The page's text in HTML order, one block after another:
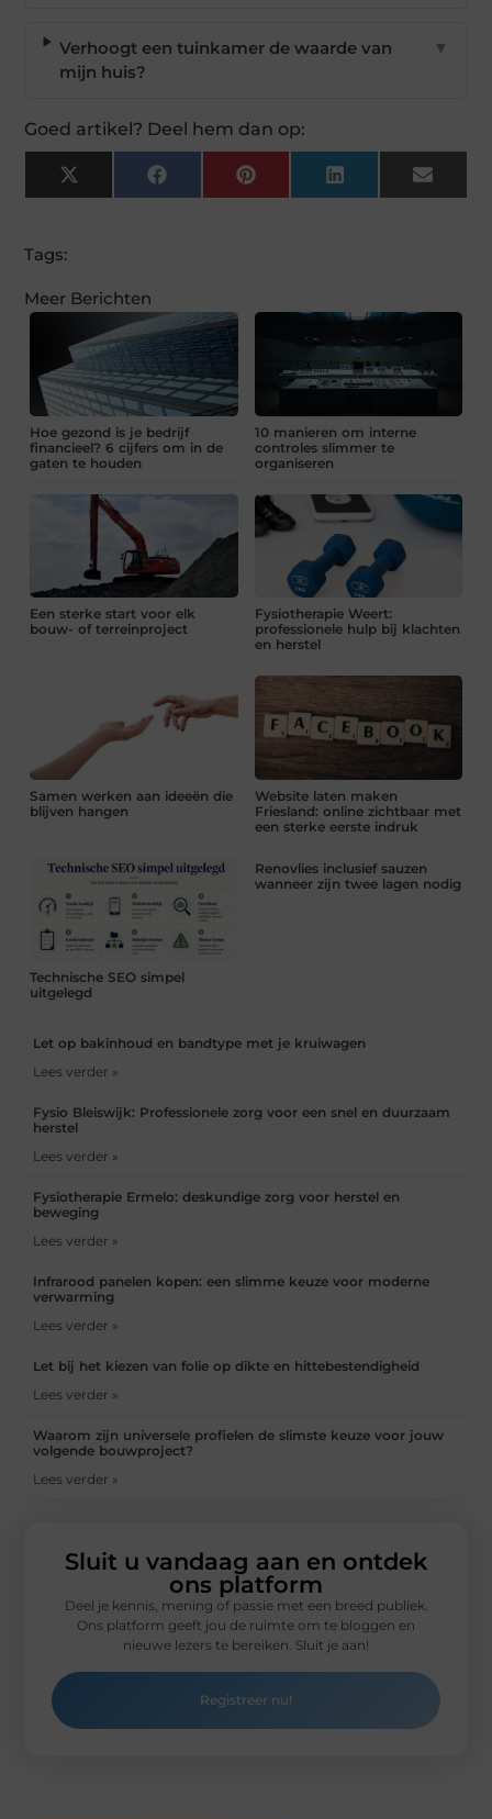
Verhoogt een tuinkamer de waarde van
mijn huis?
▼
Goed artikel? Deel hem dan op:
X
(Twitter)
FacebookPinterest LinkedIn Email
Tags:
Meer Berichten
Hoe gezond is je bedrijf
financieel? 6 cijfers om in de
gaten te houden
10 manieren om interne
controles slimmer te
organiseren
Een sterke start voor elk
bouw- of terreinproject
Fysiotherapie Weert:
professionele hulp bij klachten
en herstel
Samen werken aan ideeën die
blijven hangen
Website laten maken
Friesland: online zichtbaar met
een sterke eerste indruk
Technische SEO simpel
uitgelegd
Renovlies inclusief sauzen
wanneer zijn twee lagen nodig
Let op bakinhoud en bandtype met je kruiwagen
Lees verder »
Fysio Bleiswijk: Professionele zorg voor een snel en duurzaam
herstel
Lees verder »
Fysiotherapie Ermelo: deskundige zorg voor herstel en
beweging
Lees verder »
Infrarood panelen kopen: een slimme keuze voor moderne
verwarming
Lees verder »
Let bij het kiezen van folie op dikte en hittebestendigheid
Lees verder »
Waarom zijn universele profielen de slimste keuze voor jouw
volgende bouwproject?
Lees verder »
Sluit u vandaag aan en ontdek
ons platform
Deel je kennis, mening of passie met een breed publiek.
Ons platform geeft jou de ruimte om te bloggen en
nieuwe lezers te bereiken. Sluit je aan!
Registreer nu!